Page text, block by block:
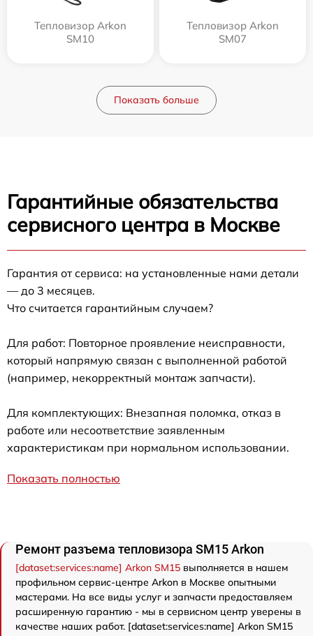
Тепловизор Arkon
SM10
Тепловизор Arkon
SM07
Показать больше
Гарантийные обязательства
сервисного центра в Москве
Гарантия от сервиса: на установленные нами детали
— до 3 месяцев.
Что считается гарантийным случаем?
Для работ: Повторное проявление неисправности,
который напрямую связан с выполненной работой
(например, некорректный монтаж запчасти).
Для комплектующих: Внезапная поломка, отказ в
работе или несоответствие заявленным
характеристикам при нормальном использовании.
Показать полностью
Ремонт разъема тепловизора SM15 Arkon
[dataset:services:name] Arkon SM15 выполняется в нашем
профильном сервис-центре Arkon в Москве опытными
мастерами. На все виды услуг и запчасти предоставляем
расширенную гарантию - мы в сервисном центр уверены в
качестве наших работ. [dataset:services:name] Arkon SM15